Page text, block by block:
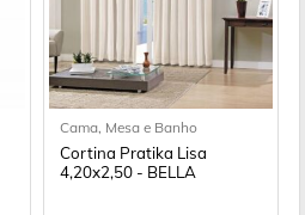
Cama, Mesa e Banho
Cortina Pratika Lisa
4,20x2,50 - BELLA